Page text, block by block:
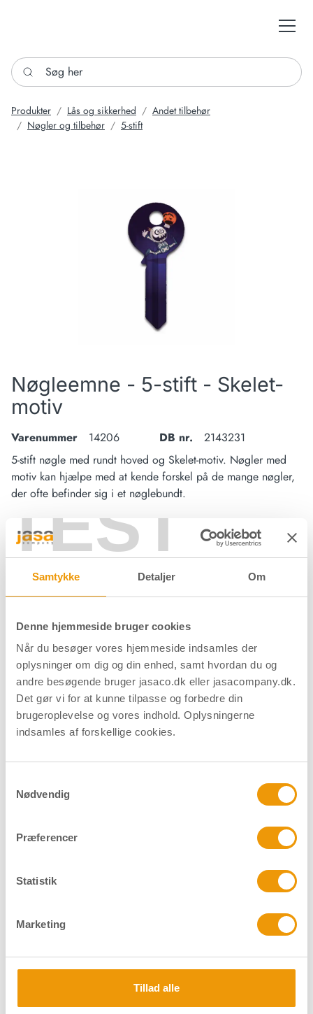
TEST
Samtykke Detaljer Om
Denne hjemmeside bruger cookies
Når du besøger vores hjemmeside indsamles der
oplysninger om dig og din enhed, samt hvordan du og
andre besøgende bruger jasaco.dk eller jasacompany.dk.
Det gør vi for at kunne tilpasse og forbedre din
brugeroplevelse og vores indhold. Oplysningerne
indsamles af forskellige cookies.
Nødvendig
Præferencer
Statistik
Marketing
Tillad alle
Søg her
Produkter Lås og sikkerhed
Andet tilbehør
Nøgler og tilbehør
5-stift
Nøgleemne - 5-stift - Skelet-
motiv
Varenummer 14206 DB nr.
2143231
5-stift nøgle med rundt hoved og Skelet-motiv. Nøgler med
motiv kan hjælpe med at kende forskel på de mange nøgler,
der ofte befinder sig i et nøglebundt.
Materiale
Messing
Overflade
Motiv
Download datablad Find forhandler
Relaterede produkter